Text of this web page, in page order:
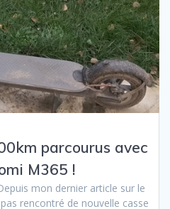
parcourus avec
M365 !
mon dernier article sur le
rencontré de nouvelle casse